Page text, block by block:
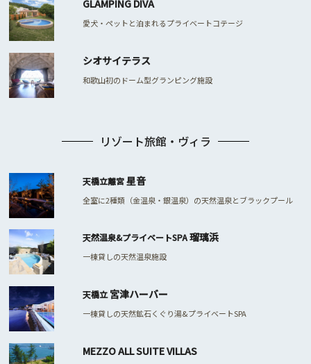
GLAMPING DIVA
愛犬・ペットと泊まれるプライベートコテージ
シオサイテラス
和歌山初のドーム型グランピング施設
リゾート旅館・ヴィラ
天橋立離宮星音
全室に2種類（金温泉・銀温泉）の天然温泉とブラックプール
天然温泉&プライベートSPA瑠璃浜
一棟貸しの天然温泉施設
天橋立宮津ハーバー
一棟貸しの天然鉱石くぐり湯&プライベートSPA
MEZZO ALL SUITE VILLAS